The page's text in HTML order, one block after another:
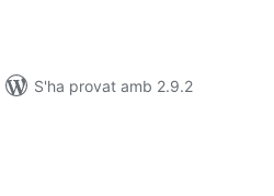
S'ha provat amb 2.9.2